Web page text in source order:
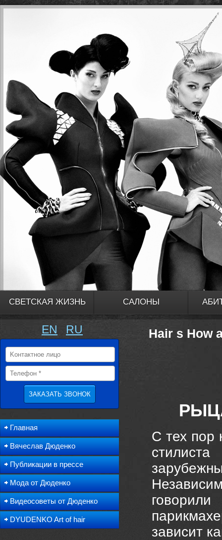
СВЕТСКАЯ ЖИЗНЬ САЛОНЫ
EN RU
Главная
Вячеслав Дюденко
Публикации в прессе
Мода от Дюденко
Видеосоветы от Дюденко
DYUDENKO Art of hair
Hair s How
С тех пор
зависит